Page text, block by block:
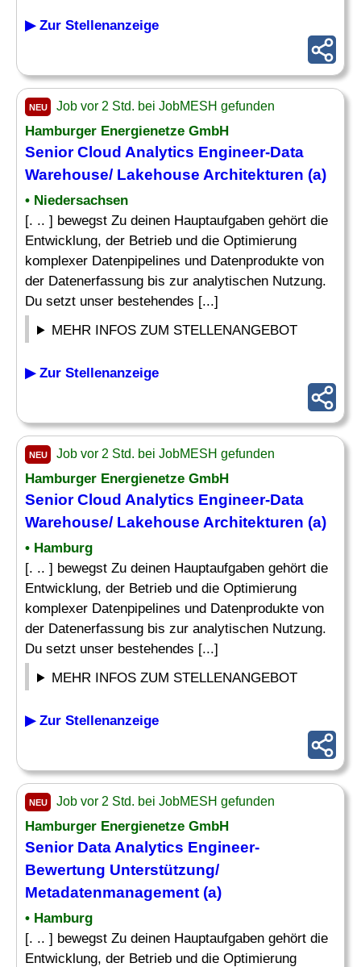
▶ Zur Stellenanzeige
NEU Job vor 2 Std. bei JobMESH gefunden
Hamburger Energienetze GmbH
Senior Cloud Analytics Engineer-Data
Warehouse/ Lakehouse Architekturen (a)
• Niedersachsen
[. .. ] bewegst Zu deinen Hauptaufgaben gehört die
Entwicklung, der Betrieb und die Optimierung
komplexer Datenpipelines und Datenprodukte von
der Datenerfassung bis zur analytischen Nutzung.
Du setzt unser bestehendes [...]
MEHR INFOS ZUM STELLENANGEBOT
▶ Zur Stellenanzeige
NEU Job vor 2 Std. bei JobMESH gefunden
Hamburger Energienetze GmbH
Senior Cloud Analytics Engineer-Data
Warehouse/ Lakehouse Architekturen (a)
• Hamburg
[. .. ] bewegst Zu deinen Hauptaufgaben gehört die
Entwicklung, der Betrieb und die Optimierung
komplexer Datenpipelines und Datenprodukte von
der Datenerfassung bis zur analytischen Nutzung.
Du setzt unser bestehendes [...]
MEHR INFOS ZUM STELLENANGEBOT
▶ Zur Stellenanzeige
NEU Job vor 2 Std. bei JobMESH gefunden
Hamburger Energienetze GmbH
Senior Data Analytics Engineer-
Bewertung Unterstützung/
Metadatenmanagement (a)
• Hamburg
[. .. ] bewegst Zu deinen Hauptaufgaben gehört die
Entwicklung, der Betrieb und die Optimierung